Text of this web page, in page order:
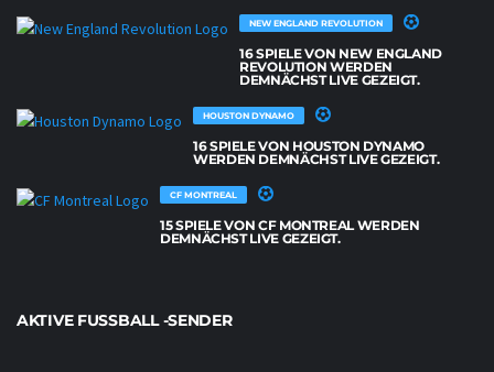
NEW ENGLAND REVOLUTION
16 SPIELE VON NEW ENGLAND
REVOLUTION WERDEN
DEMNÄCHST LIVE GEZEIGT.
HOUSTON DYNAMO
16 SPIELE VON HOUSTON DYNAMO
WERDEN DEMNÄCHST LIVE GEZEIGT.
CF MONTREAL
15 SPIELE VON CF MONTREAL WERDEN
DEMNÄCHST LIVE GEZEIGT.
AKTIVE FUSSBALL -SENDER